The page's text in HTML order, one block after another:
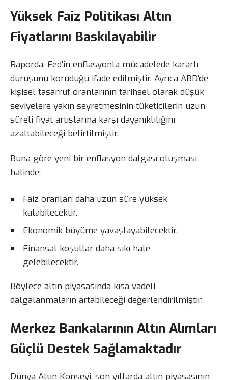
Yüksek Faiz Politikası Altın
Fiyatlarını Baskılayabilir
Raporda, Fed’in enflasyonla mücadelede kararlı
duruşunu koruduğu ifade edilmiştir. Ayrıca ABD’de
kişisel tasarruf oranlarının tarihsel olarak düşük
seviyelere yakın seyretmesinin tüketicilerin uzun
süreli fiyat artışlarına karşı dayanıklılığını
azaltabileceği belirtilmiştir.
Buna göre yeni bir enflasyon dalgası oluşması
halinde;
Faiz oranları daha uzun süre yüksek
kalabilecektir.
Ekonomik büyüme yavaşlayabilecektir.
Finansal koşullar daha sıkı hale
gelebilecektir.
Böylece altın piyasasında kısa vadeli
dalgalanmaların artabileceği değerlendirilmiştir.
Merkez Bankalarının Altın Alımları
Güçlü Destek Sağlamaktadır
Dünya Altın Konseyi, son yıllarda altın piyasasının